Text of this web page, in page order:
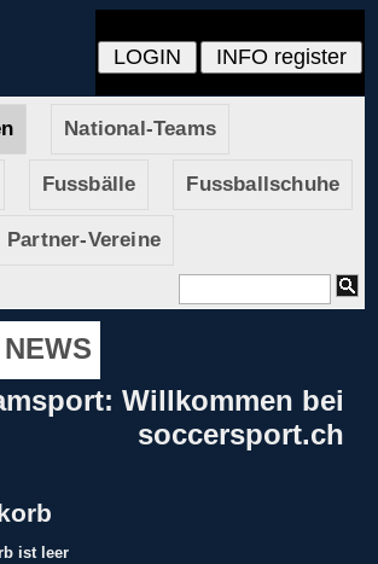
National-Teams
Fussbälle Fussballschuhe
Partner-Vereine
NEWS
Willkommen bei
soccersport.ch
ist leer